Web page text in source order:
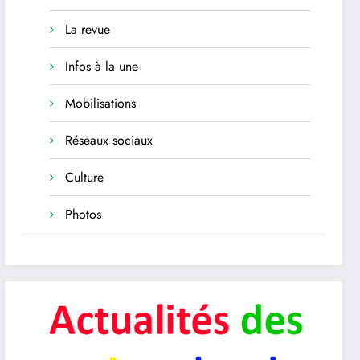
La revue
Infos à la une
Mobilisations
Réseaux sociaux
Culture
Photos